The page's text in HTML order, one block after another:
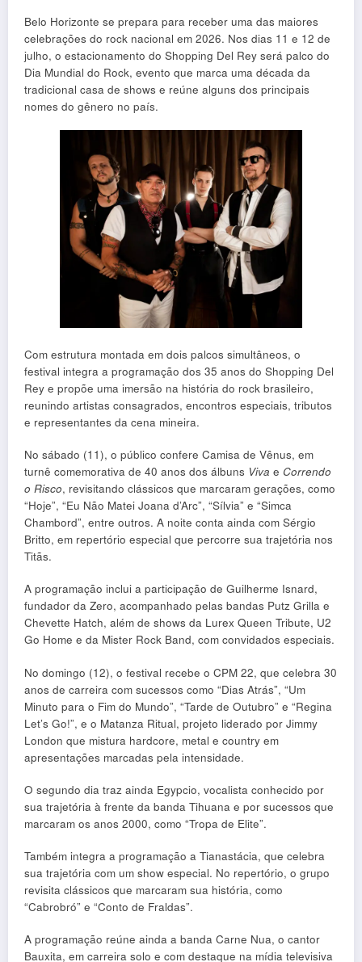
Belo Horizonte se prepara para receber uma das maiores
celebrações do rock nacional em 2026. Nos dias 11 e 12 de
julho, o estacionamento do Shopping Del Rey será palco do
Dia Mundial do Rock, evento que marca uma década da
tradicional casa de shows e reúne alguns dos principais
nomes do gênero no país.
Com estrutura montada em dois palcos simultâneos, o
festival integra a programação dos 35 anos do Shopping Del
Rey e propõe uma imersão na história do rock brasileiro,
reunindo artistas consagrados, encontros especiais, tributos
e representantes da cena mineira.
No sábado (11), o público confere Camisa de Vênus, em
turnê comemorativa de 40 anos dos álbuns Viva e Correndo
o Risco, revisitando clássicos que marcaram gerações, como
“Hoje”, “Eu Não Matei Joana d’Arc”, “Sílvia” e “Simca
Chambord”, entre outros. A noite conta ainda com Sérgio
Britto, em repertório especial que percorre sua trajetória nos
Titãs.
A programação inclui a participação de Guilherme Isnard,
fundador da Zero, acompanhado pelas bandas Putz Grilla e
Chevette Hatch, além de shows da Lurex Queen Tribute, U2
Go Home e da Mister Rock Band, com convidados especiais.
No domingo (12), o festival recebe o CPM 22, que celebra 30
anos de carreira com sucessos como “Dias Atrás”, “Um
Minuto para o Fim do Mundo”, “Tarde de Outubro” e “Regina
Let’s Go!”, e o Matanza Ritual, projeto liderado por Jimmy
London que mistura hardcore, metal e country em
apresentações marcadas pela intensidade.
O segundo dia traz ainda Egypcio, vocalista conhecido por
sua trajetória à frente da banda Tihuana e por sucessos que
marcaram os anos 2000, como “Tropa de Elite”.
Também integra a programação a Tianastácia, que celebra
sua trajetória com um show especial. No repertório, o grupo
revisita clássicos que marcaram sua história, como
“Cabrobró” e “Conto de Fraldas”.
A programação reúne ainda a banda Carne Nua, o cantor
Bauxita, em carreira solo e com destaque na mídia televisiva